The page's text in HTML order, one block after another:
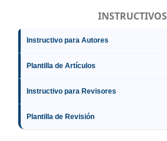
INSTRUCTIVOS
Instructivo para Autores
Plantilla de Artículos
Instructivo para Revisores
Plantilla de Revisión